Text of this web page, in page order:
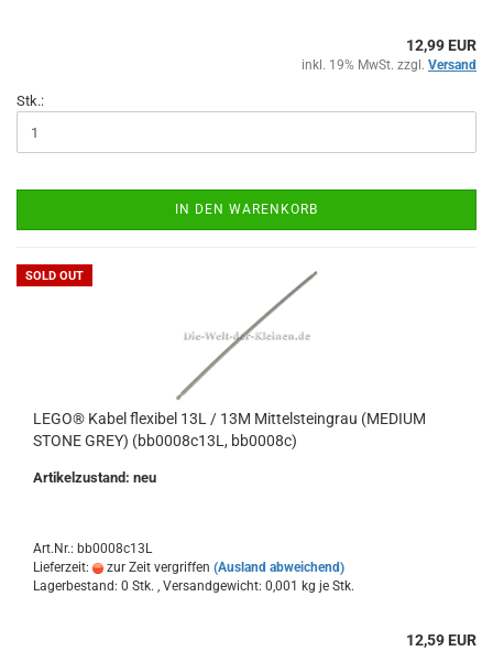
12,99 EUR
inkl. 19% MwSt. zzgl. Versand
Stk.:
IN DEN WARENKORB
SOLD OUT
LEGO® Kabel flexibel 13L / 13M Mittelsteingrau (MEDIUM
STONE GREY) (bb0008c13L, bb0008c)
Artikelzustand: neu
Art.Nr.: bb0008c13L
Lieferzeit:
zur Zeit vergriffen (Ausland abweichend)
Lagerbestand: 0 Stk. , Versandgewicht: 0,001 kg je Stk.
12,59 EUR